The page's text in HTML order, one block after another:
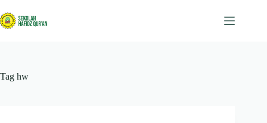
to
content
Tag hw